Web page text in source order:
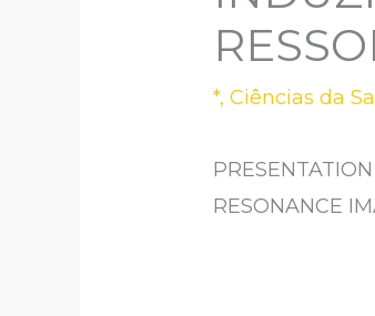
*,Ciências da
RESONANCE